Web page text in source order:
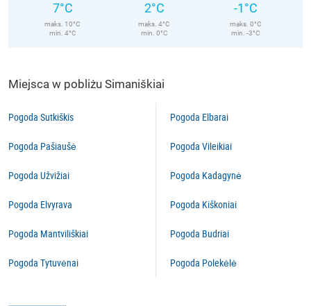
7°C
maks. 10°C
min. 4°C
2°C
maks. 4°C
min. 0°C
-1°C
maks. 0°C
min. -3°C
Miejsca w pobliżu Simaniškiai
Pogoda Sutkiškis
Pogoda Pašiaušė
Pogoda Užvižiai
Pogoda Elvyrava
Pogoda Mantviliškiai
Pogoda Tytuvėnai
Pogoda Elbarai
Pogoda Vileikiai
Pogoda Kadagynė
Pogoda Kiškoniai
Pogoda Budriai
Pogoda Polekėlė